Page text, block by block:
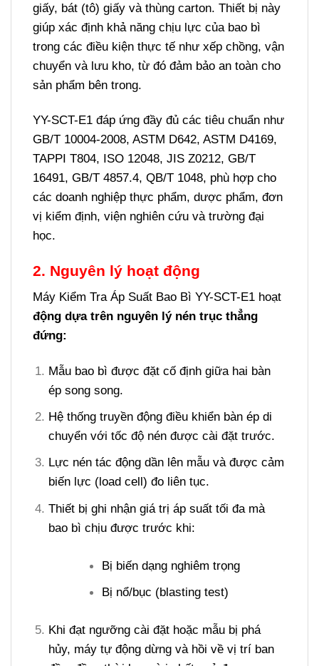
giấy, bát (tô) giấy và thùng carton. Thiết bị này
giúp xác định khả năng chịu lực của bao bì
trong các điều kiện thực tế như xếp chồng, vận
chuyển và lưu kho, từ đó đảm bảo an toàn cho
sản phẩm bên trong.
YY-SCT-E1 đáp ứng đầy đủ các tiêu chuẩn như
GB/T 10004-2008, ASTM D642, ASTM D4169,
TAPPI T804, ISO 12048, JIS Z0212, GB/T
16491, GB/T 4857.4, QB/T 1048, phù hợp cho
các doanh nghiệp thực phẩm, dược phẩm, đơn
vị kiểm định, viện nghiên cứu và trường đại
học.
2. Nguyên lý hoạt động
Máy Kiểm Tra Áp Suất Bao Bì YY-SCT-E1 hoạt
động dựa trên nguyên lý nén trục thẳng
đứng:
Mẫu bao bì được đặt cố định giữa hai bàn
ép song song.
Hệ thống truyền động điều khiển bàn ép di
chuyển với tốc độ nén được cài đặt trước.
Lực nén tác động dần lên mẫu và được cảm
biến lực (load cell) đo liên tục.
Thiết bị ghi nhận giá trị áp suất tối đa mà
bao bì chịu được trước khi:
Bị biến dạng nghiêm trọng
Bị nổ/bục (blasting test)
Khi đạt ngưỡng cài đặt hoặc mẫu bị phá
hủy, máy tự động dừng và hồi về vị trí ban